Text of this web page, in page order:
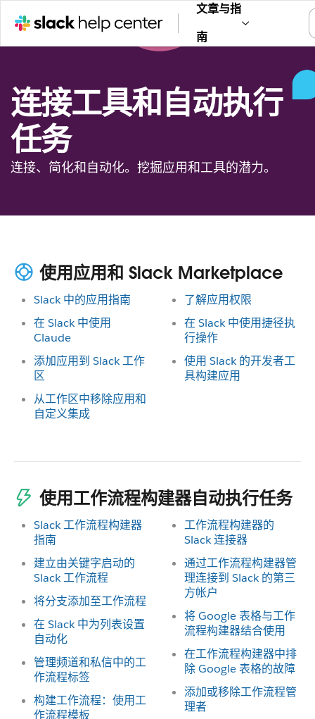
文章与指
南
连接工具和自动执行
任务
连接、简化和自动化。挖掘应用和工具的潜力。
使用应用和 Slack Marketplace
Slack 中的应用指南
在 Slack 中使用
Claude
添加应用到 Slack 工作
区
从工作区中移除应用和
自定义集成
了解应用权限
在 Slack 中使用捷径执
行操作
使用 Slack 的开发者工
具构建应用
使用工作流程构建器自动执行任务
Slack 工作流程构建器
指南
建立由关键字启动的
Slack 工作流程
将分支添加至工作流程
在 Slack 中为列表设置
自动化
管理频道和私信中的工
作流程标签
构建工作流程：使用工
作流程模板
工作流程构建器的
Slack 连接器
通过工作流程构建器管
理连接到 Slack 的第三
方帐户
将 Google 表格与工作
流程构建器结合使用
在工作流程构建器中排
除 Google 表格的故障
添加或移除工作流程管
理者